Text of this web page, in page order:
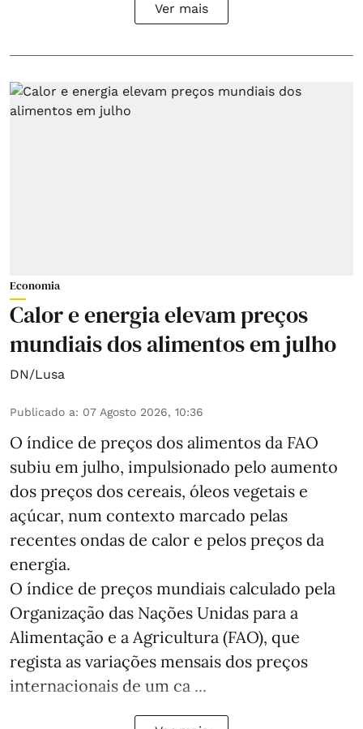
Ver mais
Economia
Calor e energia elevam preços
mundiais dos alimentos em julho
DN/Lusa
Publicado a: 07 Agosto 2026, 10:36
O índice de preços dos alimentos da FAO
subiu em julho, impulsionado pelo aumento
dos preços dos cereais, óleos vegetais e
açúcar, num contexto marcado pelas
recentes ondas de calor e pelos preços da
energia.
O índice de preços mundiais calculado pela
Organização das Nações Unidas para a
Alimentação e a Agricultura (FAO), que
regista as variações mensais dos preços
internacionais de um ca ...